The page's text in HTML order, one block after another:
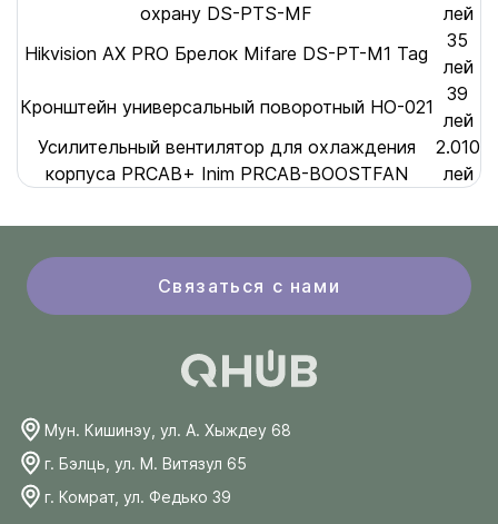
охрану DS-PTS-MF
лей
Hikvision AX PRO Брелок Mifare DS-PT-M1 Tag
35
лей
Кронштейн универсальный поворотный HO-021
39
лей
Усилительный вентилятор для охлаждения
корпуса PRCAB+ Inim PRCAB-BOOSTFAN
2.010
лей
Связаться с нами
Мун. Кишинэу, ул. А. Хыждеу 68
г. Бэлць, ул. М. Витязул 65
г. Комрат, ул. Федько 39